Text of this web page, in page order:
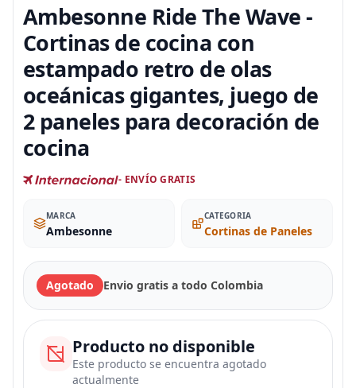
Ambesonne Ride The Wave -
Cortinas de cocina con
estampado retro de olas
oceánicas gigantes, juego de
2 paneles para decoración de
cocina
- ENVÍO GRATIS
MARCA
Ambesonne
CATEGORIA
Cortinas de Paneles
Agotado Envio gratis a todo Colombia
Producto no disponible
Este producto se encuentra agotado
actualmente